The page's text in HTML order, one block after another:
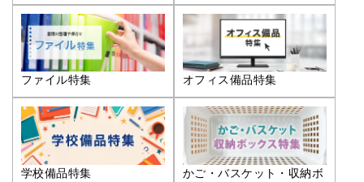
ファイル特集 オフィス備品特集
学校備品特集
かご・バスケット・収納ボ